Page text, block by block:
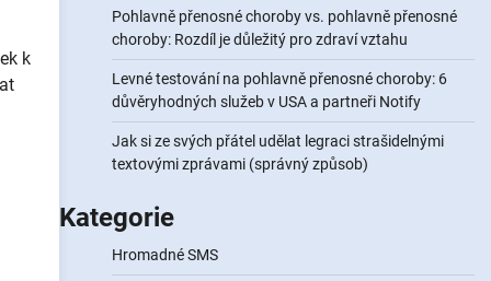
k
Pohlavně přenosné choroby vs. pohlavně přenosné
choroby: Rozdíl je důležitý pro zdraví vztahu
Levné testování na pohlavně přenosné choroby: 6
důvěryhodných služeb v USA a partneři Notify
Jak si ze svých přátel udělat legraci strašidelnými
textovými zprávami (správný způsob)
Kategorie
Hromadné SMS